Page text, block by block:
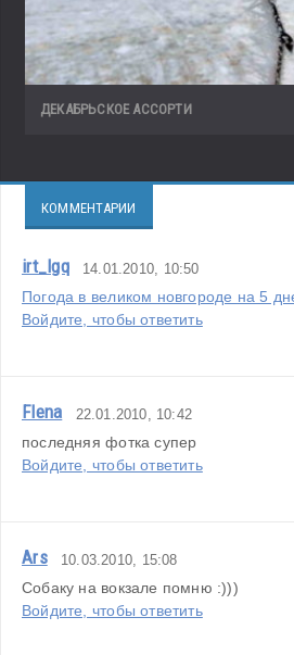
ДЕКАБРЬСКОЕ АССОРТИ
КОММЕНТАРИИ
irt_lgq 14.01.2010, 10:50
Погода в великом новгороде на 5
Войдите, чтобы ответить
Flena 22.01.2010, 10:42
последняя фотка супер
Войдите, чтобы ответить
Ars 10.03.2010, 15:08
Собаку на вокзале помню :)))
Войдите, чтобы ответить